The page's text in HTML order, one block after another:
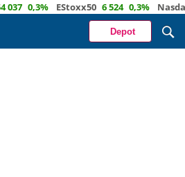
0,3% EStoxx50 6 524 0,3% Nasdaq 29
Depot